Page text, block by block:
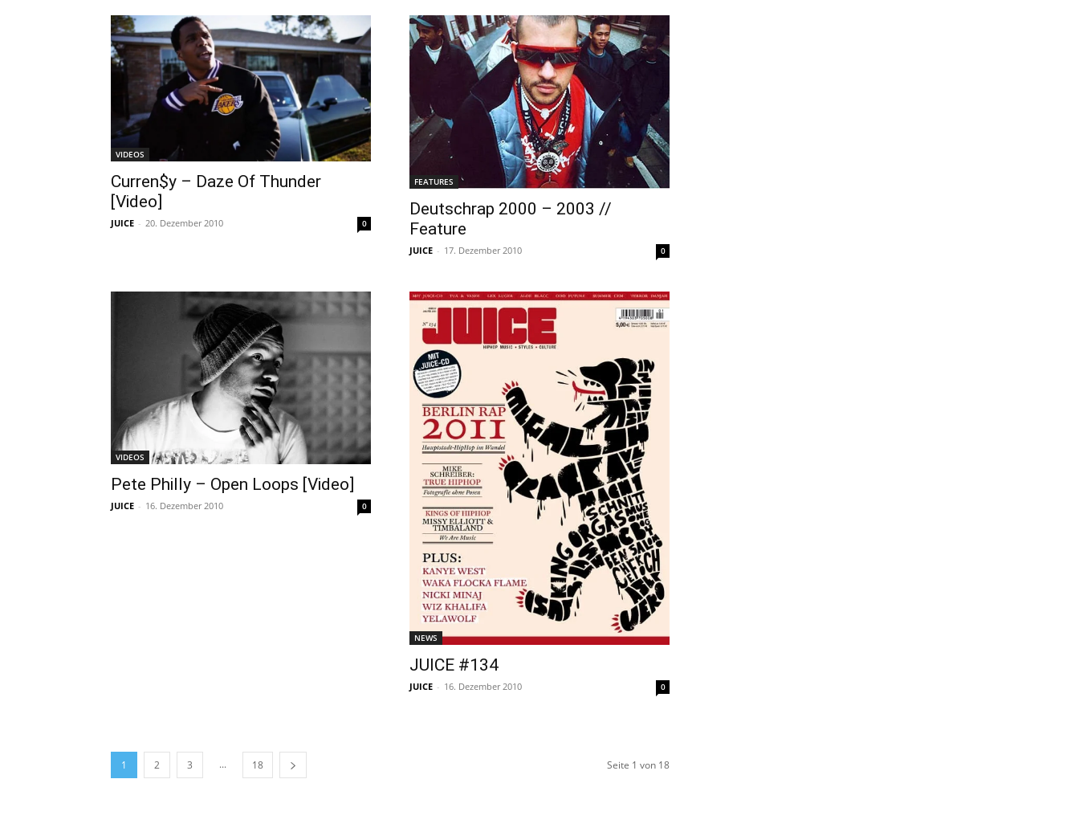
VIDEOS
Curren$y – Daze Of Thunder
[Video]
JUICE - 20. Dezember 2010 0
FEATURES
Deutschrap 2000 – 2003 //
Feature
JUICE - 17. Dezember 2010 0
VIDEOS
Pete Philly – Open Loops [Video]
JUICE - 16. Dezember 2010 0
NEWS
JUICE #134
JUICE - 16. Dezember 2010 0
1 2 3 ... 18 Seite 1 von 18